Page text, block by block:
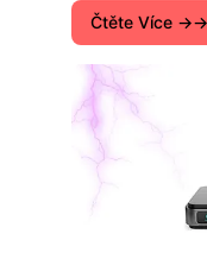
Čtěte Více →